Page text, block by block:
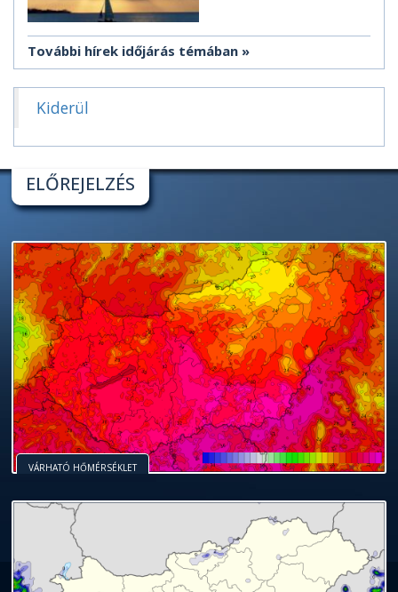
További hírek időjárás témában
Kiderül
ELŐREJELZÉS
VÁRHATÓ HŐMÉRSÉKLET